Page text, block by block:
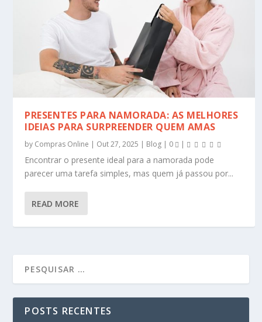
PRESENTES PARA NAMORADA: AS MELHORES
IDEIAS PARA SURPREENDER QUEM AMAS
by Compras Online | Out 27, 2025 | Blog | 0 |
Encontrar o presente ideal para a namorada pode
parecer uma tarefa simples, mas quem já passou por...
READ MORE
POSTS RECENTES